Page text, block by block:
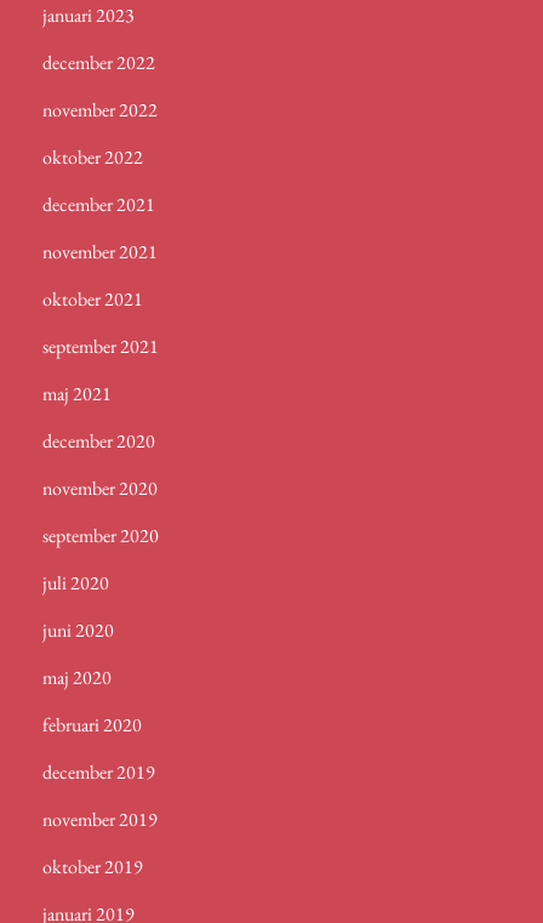
januari 2023
december 2022
november 2022
oktober 2022
december 2021
november 2021
oktober 2021
september 2021
maj 2021
december 2020
november 2020
september 2020
juli 2020
juni 2020
maj 2020
februari 2020
december 2019
november 2019
oktober 2019
januari 2019